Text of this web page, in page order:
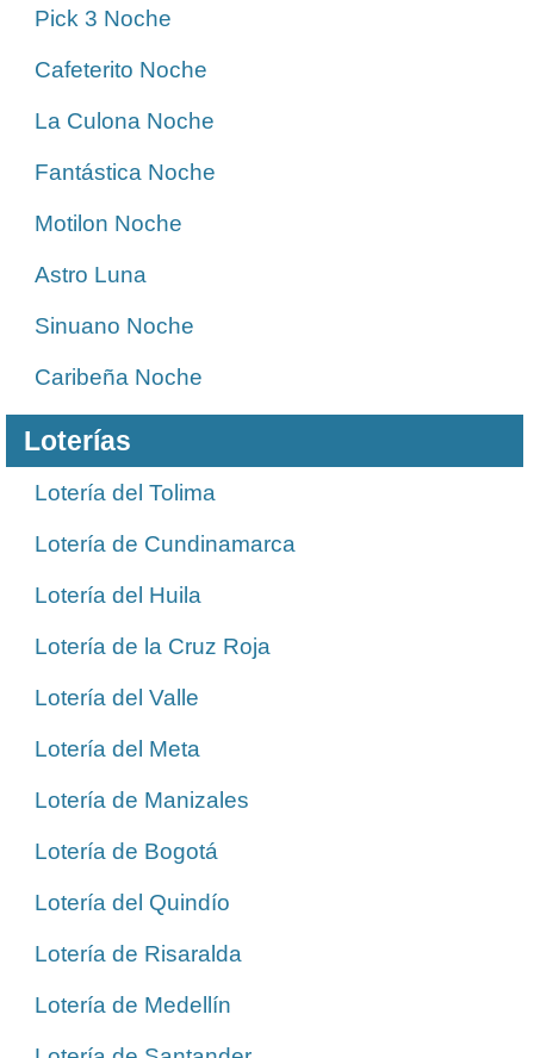
Pick 3 Noche
Cafeterito Noche
La Culona Noche
Fantástica Noche
Motilon Noche
Astro Luna
Sinuano Noche
Caribeña Noche
Loterías
Lotería del Tolima
Lotería de Cundinamarca
Lotería del Huila
Lotería de la Cruz Roja
Lotería del Valle
Lotería del Meta
Lotería de Manizales
Lotería de Bogotá
Lotería del Quindío
Lotería de Risaralda
Lotería de Medellín